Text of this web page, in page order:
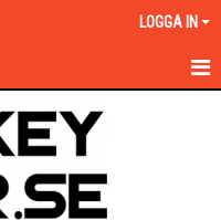
LOGGA IN